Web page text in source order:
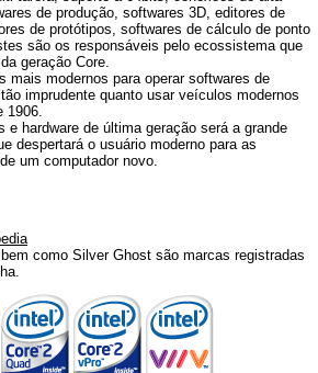
de produção, softwares 3D, editores de
de protótipos, softwares de cálculo de ponto
são os responsáveis pelo ecossistema que
geração Core.
mais modernos para operar softwares de
imprudente quanto usar veículos modernos
1906.
e hardware de última geração será a grande
despertará o usuário moderno para as
um computador novo.
como Silver Ghost são marcas registradas